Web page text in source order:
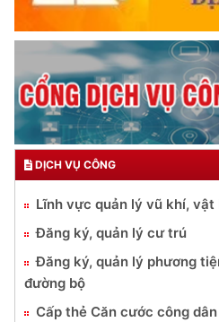
DỊCH VỤ CÔNG
Lĩnh vực quản lý vũ khí,
Đăng ký, quản lý cư trú
Đăng ký, quản lý phương
đường bộ
Cấp thẻ Căn cước công dân